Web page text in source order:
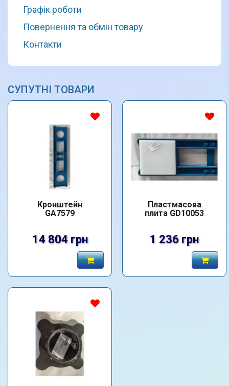
Графік роботи
Повернення та обмін товару
Контакти
СУПУТНІ ТОВАРИ
Кронштейн
GA7579
14 804 грн
Пластмасова
плита GD10053
1 236 грн